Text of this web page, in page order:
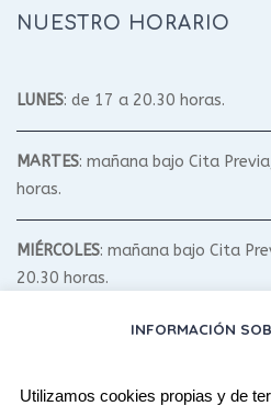
NUESTRO HORARIO
LUNES: de 17 a 20.30 horas.
MARTES: mañana bajo Cita
horas.
MIÉRCOLES: mañana bajo Cita
20.30 horas.
: mañana bajo Cita
INFORMACIÓN
Utilizamos cookies propias y de